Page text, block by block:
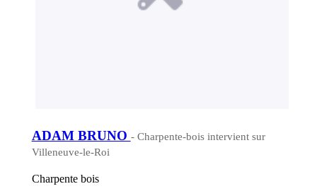
ADAM BRUNO - Charpente-bois intervient sur
Villeneuve-le-Roi
Charpente bois